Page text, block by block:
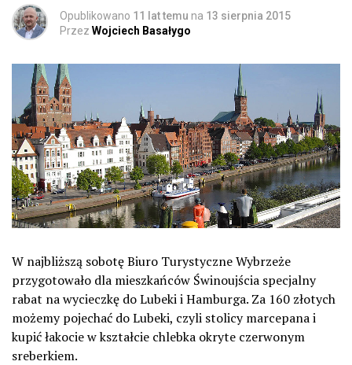
Opublikowano 11 lat temu na 13 sierpnia 2015
Przez Wojciech Basałygo
W najbliższą sobotę Biuro Turystyczne Wybrzeże
przygotowało dla mieszkańców Świnoujścia specjalny
rabat na wycieczkę do Lubeki i Hamburga. Za 160 złotych
możemy pojechać do Lubeki, czyli stolicy marcepana i
kupić łakocie w kształcie chlebka okryte czerwonym
sreberkiem.